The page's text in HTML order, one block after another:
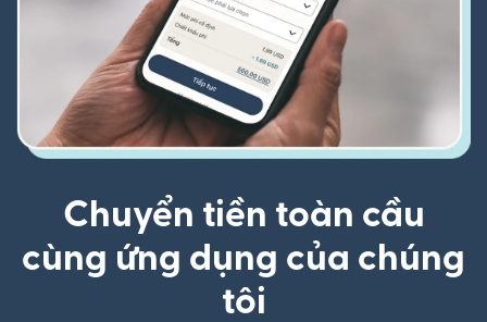
Chuyển tiền toàn cầu
cùng ứng dụng của chúng
tôi